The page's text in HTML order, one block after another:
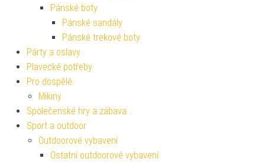
Pánské boty
Pánské sandály
Pánské trekové boty
Párty a oslavy
Plavecké potřeby
Pro dospělé
Mikiny
Společenské hry a zábava
Sport a outdoor
Outdoorové vybavení
Ostatní outdoorové vybavení